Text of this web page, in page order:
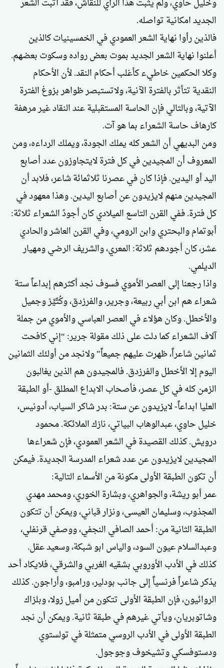
الجديد امكانية تواصله.
فالذين رأوا نهاية الشعر العمودي في الخمسينيات كالذين
أعلنوا نهاية الشعر الجديد بموت بعض رواده وسكوت بعضهم.
وكلا الحكمين خاطيء كأغلب أحكام النقد. لأن الأحكام
النقدية تتأثر بالفترة الآنية، ولاتستبصر ظواهر بزوغ الفترة
الآتية، وبالتالي فإن الحاسة المستقبلية عند النقاد غير مرهفة
كارهاف حاسة الشعراء بما هو آت.
ومن البديهي أن الشعر كله يملك الجودة، ويملك الرداءه، ومن
المعروف أن المجيدين في كل فترة لايتجاوزون عدد أصابع
اليد أو اليدين. فإذا كان في عصرنا ثلاثمائة شاعر، فلابد أن
المجيدين منهم لايزيدون عن أصابع اليدين. وهذا معهود في
كل فترة. ففي القرن التاسع الميلادي كان أجودُ الشعراء ثلاثة:
أبوتمام والبحتري وابن الرومي، وفي القرن العاشر والحادي
عشر، كان أجودهم ثلاثة: المعري، والشريف الرضي ومهيار
الديلمي.
واذا رجعنا إلى العصر الأموي فسوف نجد أكثرهم إبداعاً ستة
شعراء هم ابن أبي ربيعة، وجرير، والفرزدق، وكُثَيِّرْ وجميل
والأخطل. وكان هؤلاء في العصر العباسي والأموي من جملة
آلاف الشعراء كما دلت على ذلك مقولة جرير: “إني كافحت
ثمانين شاعراً، ظهرت عليهم جميعاً” ولانجد من أولئك الثمانين
اليوم إلا الأخطل والفرزدق. فالمجيدون هم الذين يغالبون
الزمن كله في كل عصر، فأصحاب الابداع المطلق -أو الطبقة
العليا ابداعاً- لايزيدون عن ستة: بدر شاكر السياب، أدونيس،
خليل حاوي، عبدالوهاب البياتي، نازك الملائكة. محمود
درويش. كذلك القصيدة في الشعر العمودي، فإن شعراءها
المجيدين لايزيدون عن عدد شعراء المدرسة الجديدة. فيمكن
أن تكون الطبقة الأولى مكونة من الأسماء التالية:
عمر أبو ريشة، والجواهري، وبشارة الخوري، ومحمد مهدي
المجذوب، وسليمان العيسى، ونزار قباني، ويمكن أن تتكون
الطبقة الثانية من: أحمد الصافي النجفي، ووصفي قرنفلي،
وعبدالسلام عيون السود، والياس ابو شبكة، وسعيد عقل.
كذلك في الأدب الأوروبي بشقيه الغربي والشرقي، فلايكاد أحد
يذكر شاعراً فرنسياً إلى جانب بودلير، ورامبو، وأراجون. كذلك
الروائيون، فإن الطبقة الأولى تتكون من أميل زولا، وبلزاك
وشاتوبريان، ويأتي غيرهم في طبقة ثانية. ويمكن أن نجد
الطبقة الأولى في الأدب الروسي متمثلة في تولستوي
ودستوفسكي وتشيخوف وجوجول.